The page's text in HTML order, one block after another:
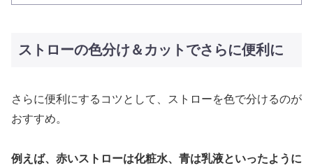
ストローの色分け＆カットでさらに便利に
さらに便利にするコツとして、ストローを色で分けるのが
おすすめ。
例えば、赤いストローは化粧水、青は乳液といったように